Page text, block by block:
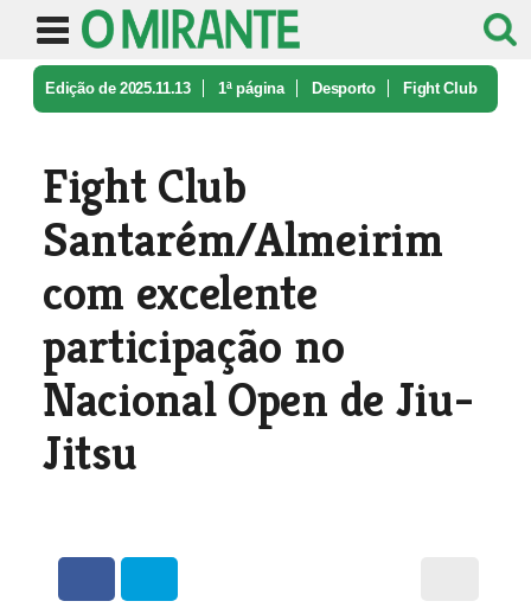
Edição de 2025.11.13 1ª página Desporto Fight Club
Fight Club
Santarém/Almeirim
com excelente
participação no
Nacional Open de Jiu-
Jitsu